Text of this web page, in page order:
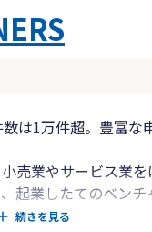
は1万件超。豊富な
売業やサービス業
起業したてのベン
続きを見る